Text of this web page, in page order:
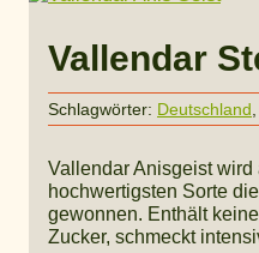
Vallendar
Schlagwörter: Deutschland
Vallendar Anisgeist
hochwertigsten Sorte
gewonnen. Enthält
Zucker, schmeckt